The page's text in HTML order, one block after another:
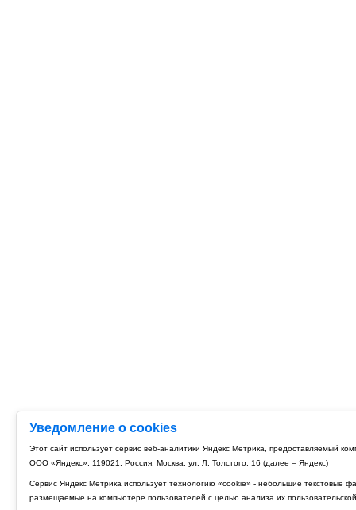
Уведомление о cookies
Этот сайт использует сервис веб-аналитики Яндекс Метрика, предоставляемый
ООО «Яндекс», 119021, Россия, Москва, ул. Л. Толстого, 16 (далее – Яндекс)
Сервис Яндекс Метрика использует технологию «cookie» - небольшие текстовые
размещаемые на компьютере пользователей с целью анализа их пользовательской